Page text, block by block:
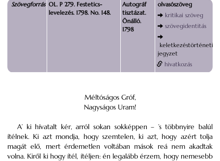
Szövegforrás OL. P 279. Festetics-
levelezés. 1798. No. 148.
Autográf
tisztázat.
Önálló.
1798
olvasószöveg
kritikai szöveg
szövegidentitás
keletkezéstörténeti
jegyzet
hivatkozás
Méltóságos Gróf,
Nagyságos Uram!
A’ ki hívatalt kér, arról sokan sokképpen – ’s többnyire balúl
ítélnek. Ki azt mondja, hogy szemtelen, ki azt, hogy azért tolja
magát elő, mert érdemetlen voltában mások reá nem akadtak
volna. Kiről ki hogy ítél, ítéljen: én legalább érzem, hogy nemesebb